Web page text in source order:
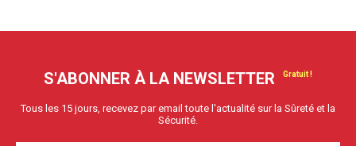
S'ABONNER À LA NEWSLETTER
Tous les 15 jours, recevez par email toute l'actualité sur la Sûreté et la
Sécurité.